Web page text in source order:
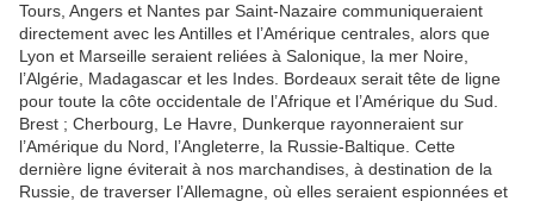
Tours, Angers et Nantes par Saint-Nazaire communiqueraient
directement avec les Antilles et l’Amérique centrales, alors que
Lyon et Marseille seraient reliées à Salonique, la mer Noire,
l’Algérie, Madagascar et les Indes. Bordeaux serait tête de ligne
pour toute la côte occidentale de l’Afrique et l’Amérique du Sud.
Brest ; Cherbourg, Le Havre, Dunkerque rayonneraient sur
l’Amérique du Nord, l’Angleterre, la Russie-Baltique. Cette
dernière ligne éviterait à nos marchandises, à destination de la
Russie, de traverser l’Allemagne, où elles seraient espionnées et